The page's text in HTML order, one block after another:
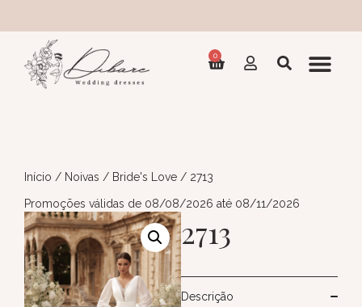
0
Início / Noivas / Bride's Love / 2713
Promoções válidas de 08/08/2026 até 08/11/2026
2713
Descrição